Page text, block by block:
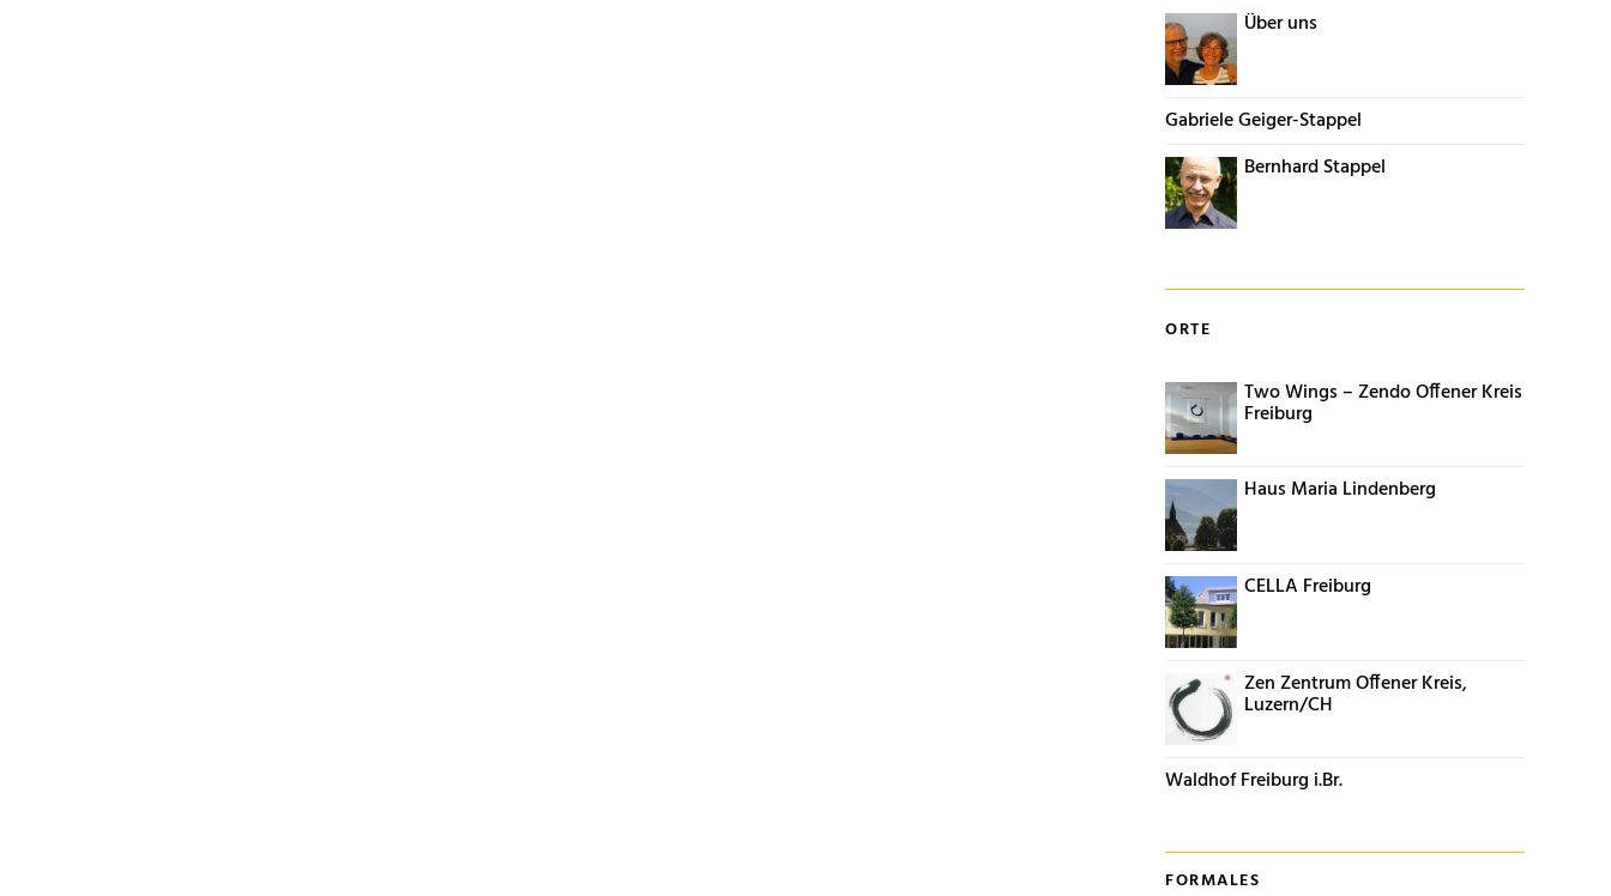
Über uns
Gabriele Geiger-Stappel
Bernhard Stappel
ORTE
Two Wings – Zendo Offener Kreis
Freiburg
Haus Maria Lindenberg
CELLA Freiburg
Zen Zentrum Offener Kreis,
Luzern/CH
Waldhof Freiburg i.Br.
FORMALES